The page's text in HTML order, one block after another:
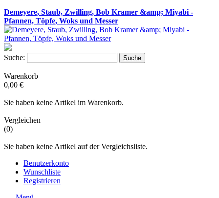
Demeyere, Staub, Zwilling, Bob Kramer &amp; Miyabi -
Pfannen, Töpfe, Woks und Messer
Suche: Suche
Warenkorb
0,00 €
Sie haben keine Artikel im Warenkorb.
Vergleichen
(0)
Sie haben keine Artikel auf der Vergleichsliste.
Benutzerkonto
Wunschliste
Registrieren